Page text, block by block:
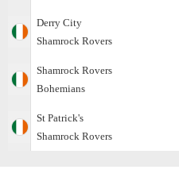
Derry City
Shamrock Rovers
Shamrock Rovers
Bohemians
St Patrick's
Shamrock Rovers